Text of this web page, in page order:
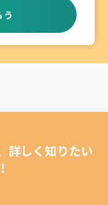
詳しく知りたい